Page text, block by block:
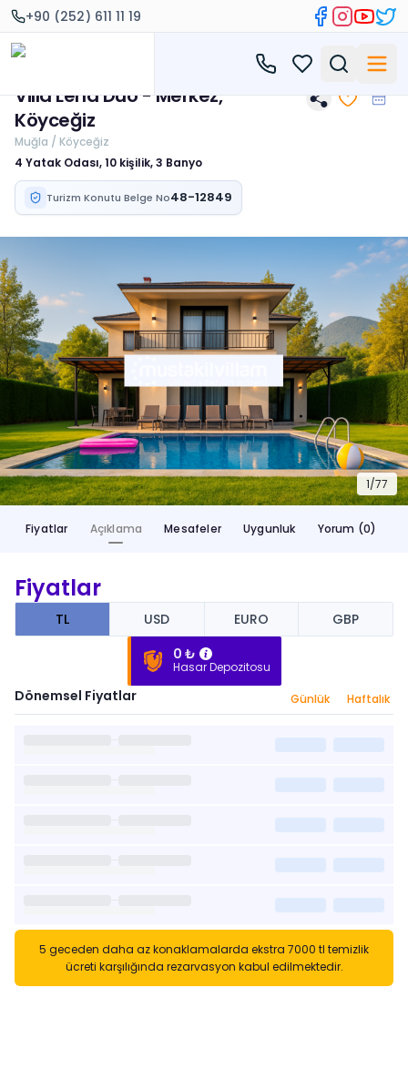
+90 (252) 611 11 19
Villa Lena Duo - Merkez,
Köyceğiz
Muğla / Köyceğiz
4 Yatak Odası, 10 kişilik, 3 Banyo
Turizm Konutu Belge No48-12849
1/77
Fiyatlar Açıklama Mesafeler Uygunluk Yorum (0)
Fiyatlar
TL USD EURO
GBP
0 ₺
Hasar Depozitosu
Dönemsel Fiyatlar Günlük Haftalık
5 geceden daha az konaklamalarda ekstra 7000 tl temizlik
ücreti karşılığında rezarvasyon kabul edilmektedir.